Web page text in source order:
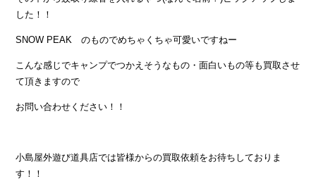
した！！
SNOW PEAK のものでめちゃくちゃ可愛いですねー
こんな感じでキャンプでつかえそうなもの・面白いもの等も買取させ
て頂きますので
お問い合わせください！！
小島屋外遊び道具店では皆様からの買取依頼をお待ちしておりま
す！！